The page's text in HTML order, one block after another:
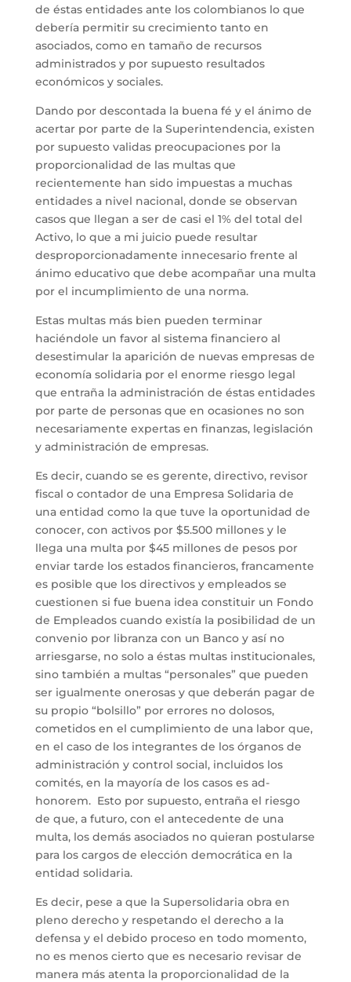
de éstas entidades ante los colombianos lo que
debería permitir su crecimiento tanto en
asociados, como en tamaño de recursos
administrados y por supuesto resultados
económicos y sociales.
Dando por descontada la buena fé y el ánimo de
acertar por parte de la Superintendencia, existen
por supuesto validas preocupaciones por la
proporcionalidad de las multas que
recientemente han sido impuestas a muchas
entidades a nivel nacional, donde se observan
casos que llegan a ser de casi el 1% del total del
Activo, lo que a mi juicio puede resultar
desproporcionadamente innecesario frente al
ánimo educativo que debe acompañar una multa
por el incumplimiento de una norma.
Estas multas más bien pueden terminar
haciéndole un favor al sistema financiero al
desestimular la aparición de nuevas empresas de
economía solidaria por el enorme riesgo legal
que entraña la administración de éstas entidades
por parte de personas que en ocasiones no son
necesariamente expertas en finanzas, legislación
y administración de empresas.
Es decir, cuando se es gerente, directivo, revisor
fiscal o contador de una Empresa Solidaria de
una entidad como la que tuve la oportunidad de
conocer, con activos por $5.500 millones y le
llega una multa por $45 millones de pesos por
enviar tarde los estados financieros, francamente
es posible que los directivos y empleados se
cuestionen si fue buena idea constituir un Fondo
de Empleados cuando existía la posibilidad de un
convenio por libranza con un Banco y así no
arriesgarse, no solo a éstas multas institucionales,
sino también a multas “personales” que pueden
ser igualmente onerosas y que deberán pagar de
su propio “bolsillo” por errores no dolosos,
cometidos en el cumplimiento de una labor que,
en el caso de los integrantes de los órganos de
administración y control social, incluidos los
comités, en la mayoría de los casos es ad-
honorem. Esto por supuesto, entraña el riesgo
de que, a futuro, con el antecedente de una
multa, los demás asociados no quieran postularse
para los cargos de elección democrática en la
entidad solidaria.
Es decir, pese a que la Supersolidaria obra en
pleno derecho y respetando el derecho a la
defensa y el debido proceso en todo momento,
no es menos cierto que es necesario revisar de
manera más atenta la proporcionalidad de la